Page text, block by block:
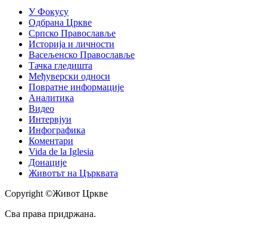
У Фокусу
Одбрана Цркве
Српско Православље
Историја и личности
Васељенско Православље
Тачка гледишта
Међуверски односи
Повратне информације
Аналитика
Видео
Интервјуи
Инфографика
Коментари
Vida de la Iglesia
Донације
Животът на Църквата
Copyright ©Живот Цркве
Сва права придржана.